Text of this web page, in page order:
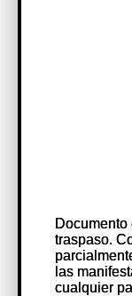
traspaso.
las
cualquier
traspaso.
las
cualquier